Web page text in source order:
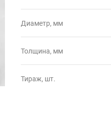
Диаметр, мм
Толщина, мм
Тираж, шт.